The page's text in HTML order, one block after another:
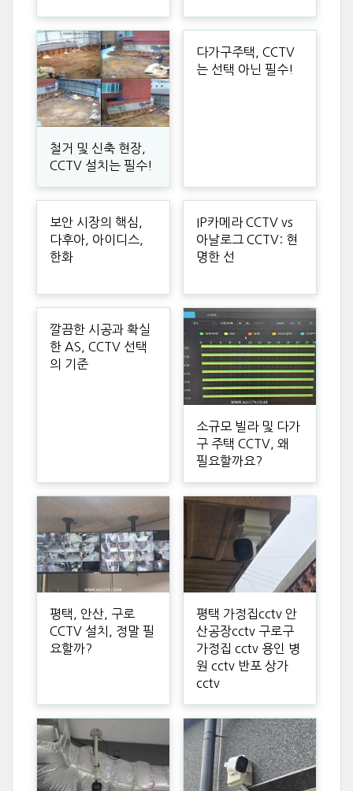
철거 및 신축 현장,
CCTV 설치는 필수!
다가구주택, CCTV
는 선택 아닌 필수!
보안 시장의 핵심,
다후아, 아이디스,
한화
IP카메라 CCTV vs
아날로그 CCTV: 현
명한 선
깔끔한 시공과 확실
한 AS, CCTV 선택
의 기준
소규모 빌라 및 다가
구 주택 CCTV, 왜
필요할까요?
평택, 안산, 구로
CCTV 설치, 정말 필
요할까?
평택 가정집cctv 안
산공장cctv 구로구
가정집 cctv 용인 병
원 cctv 반포 상가
cctv